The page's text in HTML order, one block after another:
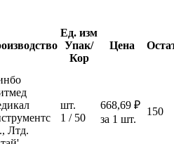
Ед. изм
Упак/
Кор
Цена
Лтд.
шт.
1 / 50
668,69 ₽
за 1 шт.
150